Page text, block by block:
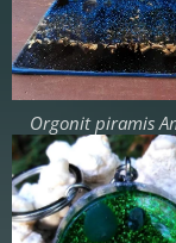
Orgonit piramis